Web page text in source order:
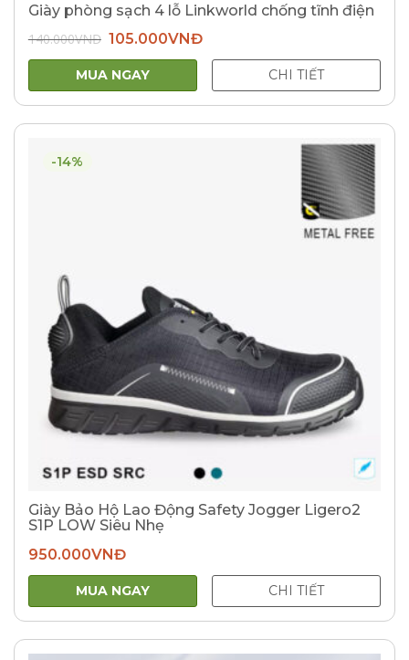
Giày phòng sạch 4 lỗ Linkworld chống tĩnh điện
140.000VNĐ Giá
gốc
là:
140.000VNĐ.
105.000VNĐGiá
tại
105.000VNĐ.
MUA NGAY CHI TIẾT
-14%
Giày Bảo Hộ Lao Động Safety Jogger Ligero2
S1P LOW Siêu Nhẹ
950.000VNĐ
MUA NGAY CHI TIẾT